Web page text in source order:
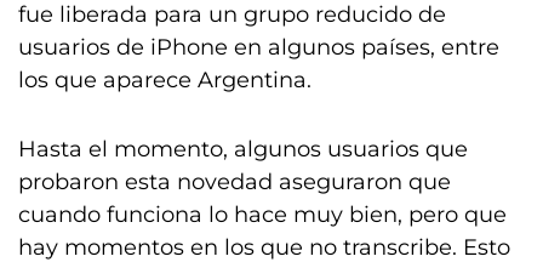
fue liberada para un grupo reducido de
usuarios de iPhone en algunos países, entre
los que aparece Argentina.
Hasta el momento, algunos usuarios que
probaron esta novedad aseguraron que
cuando funciona lo hace muy bien, pero que
hay momentos en los que no transcribe. Esto